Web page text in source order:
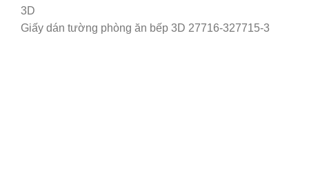
Giấy dán tường phòng ăn bếp 3D 27716-327715-3